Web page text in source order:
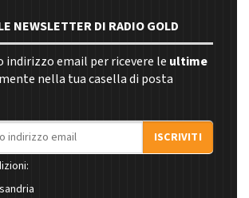
NEWSLETTER DI RADIO GOLD
indirizzo email per ricevere le ultime
nella tua casella di posta
ISCRIVITI